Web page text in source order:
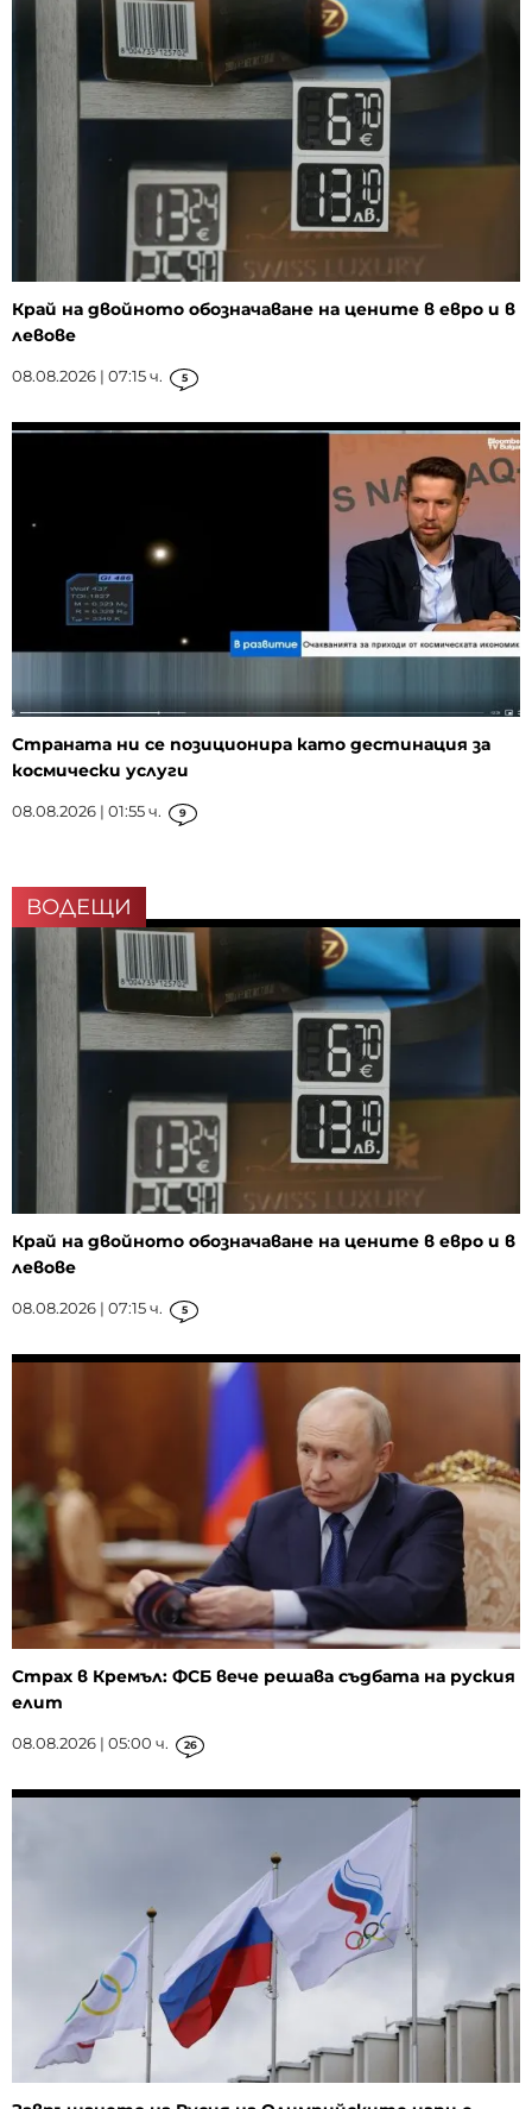
Край на двойното обозначаване на цените в евро и в
левове
08.08.2026 | 07:15 ч. 5
Страната ни се позиционира като дестинация за
космически услуги
08.08.2026 | 01:55 ч. 9
ВОДЕЩИ
Край на двойното обозначаване на цените в евро и в
левове
08.08.2026 | 07:15 ч. 5
Страх в Кремъл: ФСБ вече решава съдбата на руския
елит
08.08.2026 | 05:00 ч. 26